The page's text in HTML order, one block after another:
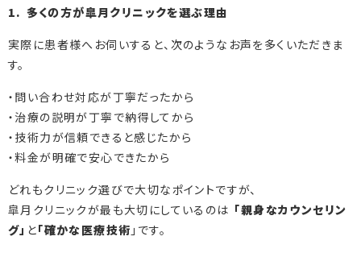
1. 多くの方が皐月クリニックを選ぶ理由
実際に患者様へお伺いすると、次のようなお声を多くいただきま
す。
・問い合わせ対応が丁寧だったから
・治療の説明が丁寧で納得してから
・技術力が信頼できると感じたから
・料金が明確で安心できたから
どれもクリニック選びで大切なポイントですが、
皐月クリニックが最も大切にしているのは 「親身なカウンセリン
グ」 と「確かな医療技術 」です。